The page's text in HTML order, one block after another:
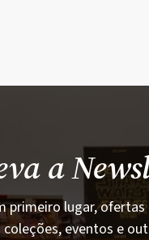
a
primeiro lugar,
eventos e